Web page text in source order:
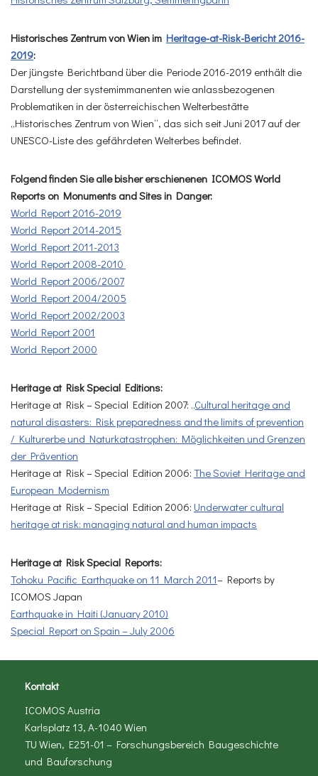
Historisches Zentrum von Wien im Heritage-at-Risk-Bericht 2016-
2019:
Der jüngste Berichtband über die Periode 2016-2019 enthält die
Darstellung der systemimmanenten wie anlassbezogenen
Problematiken in der österreichischen Welterbestätte
„Historisches Zentrum von Wien“, das sich seit Juni 2017 auf der
UNESCO-Liste des gefährdeten Welterbes befindet.
Folgend finden Sie alle bisher erschienenen ICOMOS World
Reports on Monuments and Sites in Danger:
World Report 2016-2019
World Report 2014-2015
World Report 2011-2013
World Report 2008-2010
World Report 2006/2007
World Report 2004/2005
World Report 2002/2003
World Report 2001
World Report 2000
Heritage at Risk Special Editions:
Heritage at Risk – Special Edition 2007: „Cultural heritage and
natural disasters: Risk preparedness and the limits of prevention
/ Kulturerbe und Naturkatastrophen: Möglichkeiten und Grenzen
der Prävention
Heritage at Risk – Special Edition 2006: The Soviet Heritage and
European Modernism
Heritage at Risk – Special Edition 2006: Underwater cultural
heritage at risk: managing natural and human impacts
Heritage at Risk Special Reports:
Tohoku Pacific Earthquake on 11 March 2011– Reports by
ICOMOS Japan
Earthquake in Haiti (January 2010)
Special Report on Spain – July 2006
Kontakt
ICOMOS Austria
Karlsplatz 13, A-1040 Wien
TU Wien, E251-01 – Forschungsbereich Baugeschichte
und Bauforschung